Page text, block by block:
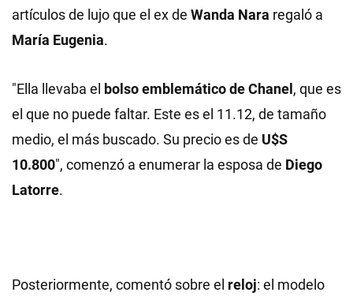
artículos de lujo que el ex de Wanda Nara regaló a
María Eugenia.
"Ella llevaba el bolso emblemático de Chanel , que es
el que no puede faltar. Este es el 11.12, de tamaño
medio, el más buscado. Su precio es de U$S
10.800", comenzó a enumerar la esposa de Diego
Latorre.
Posteriormente, comentó sobre el reloj: el modelo